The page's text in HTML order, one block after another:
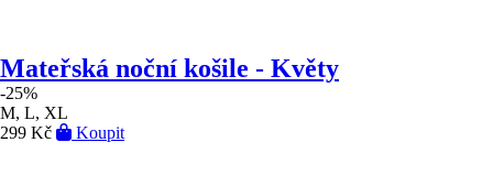
Mateřská noční košile - Květy
-25%
M, L, XL
299 Kč
Koupit